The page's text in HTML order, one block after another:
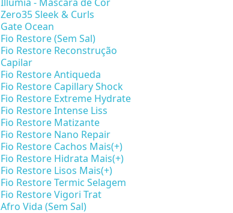
Zero35 Sleek & Curls
Gate Ocean
Fio Restore (Sem Sal)
Fio Restore Reconstrução
Capilar
Fio Restore Antiqueda
Fio Restore Capillary Shock
Fio Restore Extreme Hydrate
Fio Restore Intense Liss
Fio Restore Matizante
Fio Restore Nano Repair
Fio Restore Cachos Mais(+)
Fio Restore Hidrata Mais(+)
Fio Restore Lisos Mais(+)
Fio Restore Termic Selagem
Fio Restore Vigori Trat
Afro Vida (Sem Sal)